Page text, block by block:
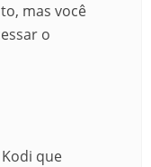
mas você
o
que